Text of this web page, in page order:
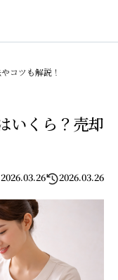
コツも解説！
いくら？売却
2026.03.26 2026.03.26